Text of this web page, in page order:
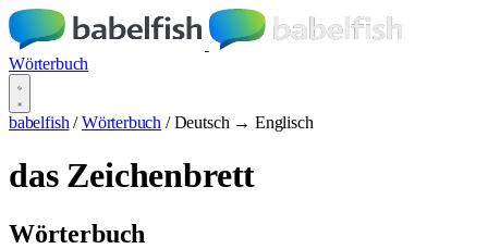
Wörterbuch
babelfish / Wörterbuch / Deutsch → Englisch
das Zeichenbrett
Wörterbuch